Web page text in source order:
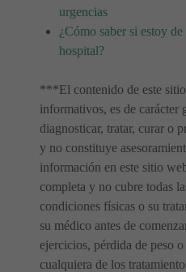
urgencias
¿Cómo saber si estoy
hospital?
***El contenido de este
informativos, es de carácter
diagnosticar, tratar, curar o
y no constituye
información en este sitio
completa y no cubre todas
condiciones físicas o su
su médico antes de
ejercicios, pérdida de peso
cualquiera de los